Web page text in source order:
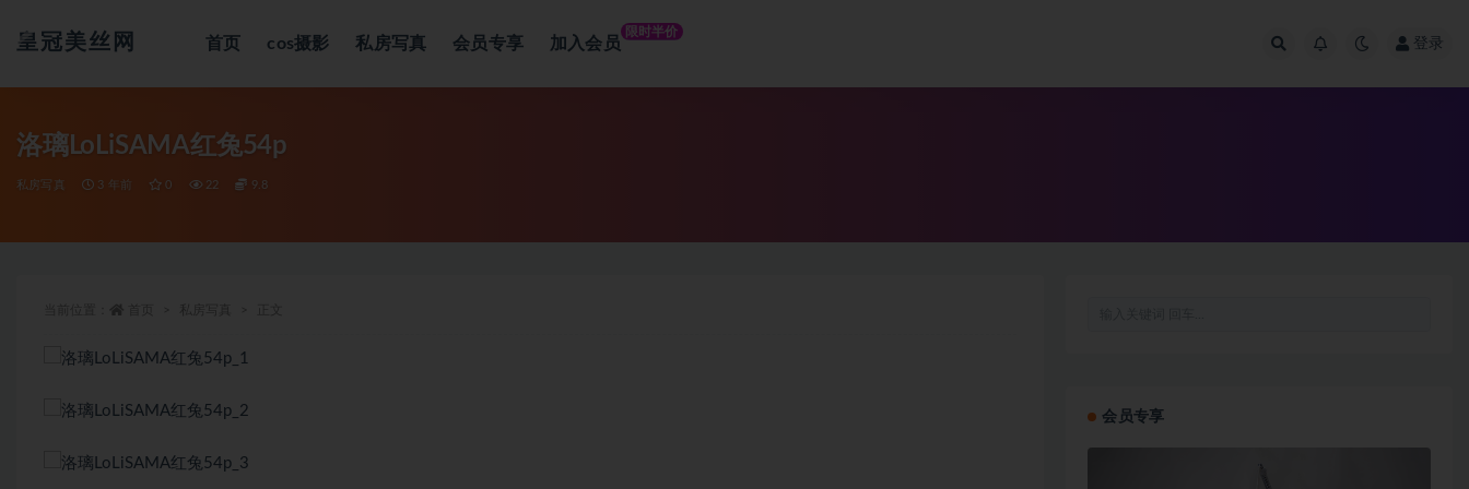
皇冠美丝网 首页 cos摄影 私房写真 会员专享 加入会员
限时半价
登录
洛璃LoLiSAMA红兔54p
私房写真 3 年前 0 22 9.8
会员专享